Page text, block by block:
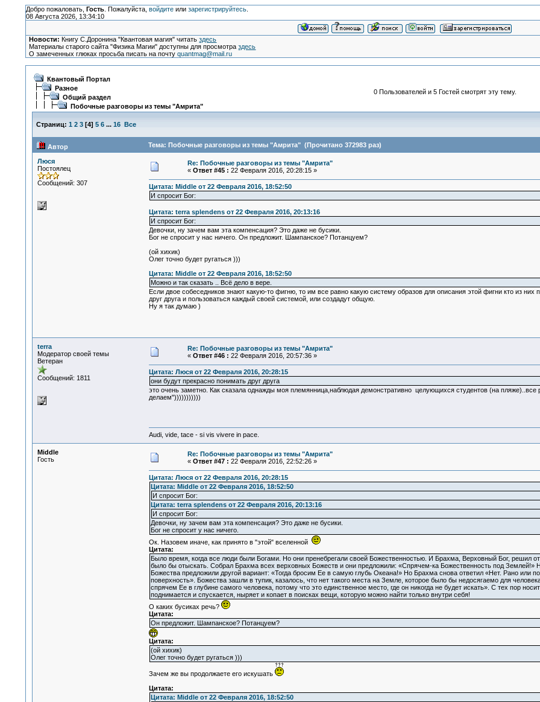
Добро пожаловать, Гость. Пожалуйста, войдитеили зарегистрируйтесь.
08 Августа 2026, 13:34:10
Новости: Книгу С.Доронина "Квантовая магия" читатьздесь
Материалы старого сайта "Физика Магии" доступны для просмотраздесь
О замеченных глюках просьба писать на почтуquantmag@mail.ru
Квантовый Портал
Разное
Общий раздел
Побочные разговоры из темы "Амрита"
0 Пользователей и 5 Гостей смотрят эту тему.
Страниц: 1 2 3[4] 5 6 ... 16 Все
Автор Тема: Побочные разговоры из темы "Амрита" (Прочитано 372983 раз)
Люся
Постоялец
Сообщений: 307
Re: Побочные разговоры из темы "Амрита"
« Ответ #45 : 22 Февраля 2016, 20:28:15 »
Цитата: Middle от 22 Февраля 2016, 18:52:50
И спросит Бог:
Цитата: terra splendens от 22 Февраля 2016, 20:13:16
И спросит Бог:
Девочки, ну зачем вам эта компенсация? Это даже не бусики.
Бог не спросит у нас ничего. Он предложит. Шампанское? Потанцуем?
(ой хихик)
Олег точно будет ругаться )))
Цитата: Middle от 22 Февраля 2016, 18:52:50
Можно и так сказать .. Всё дело в вере.
Если двое собеседников знают какую-то фигню, то им все равно какую систему образов для описания этой фигни кто из них
друг друга и пользоваться каждый своей системой, или создадут общую.
Ну я так думаю )
terra
Модератор своей темы
Ветеран
Сообщений: 1811
Re: Побочные разговоры из темы "Амрита"
« Ответ #46 : 22 Февраля 2016, 20:57:36 »
Цитата: Люся от 22 Февраля 2016, 20:28:15
они будут прекрасно понимать друг друга
это очень заметно. Как сказала однажды моя племянница,наблюдая демонстративно целующихся студентов (на
делаем")))))))))))
Audi, vide, tace - si vis vivere in pace.
Middle
Гость
Re: Побочные разговоры из темы "Амрита"
« Ответ #47 : 22 Февраля 2016, 22:52:26 »
Цитата: Люся от 22 Февраля 2016, 20:28:15
Цитата: Middle от 22 Февраля 2016, 18:52:50
И спросит Бог:
Цитата: terra splendens от 22 Февраля 2016, 20:13:16
И спросит Бог:
Девочки, ну зачем вам эта компенсация? Это даже не бусики.
Бог не спросит у нас ничего.
Ок. Назовем иначе, как принято в "этой" вселенной
Цитата:
Было время, когда все люди были Богами. Но они пренебрегали своей Божественностью. И Брахма, Верховный Бог, решил
было бы отыскать. Собрал Брахма всех верховных Божеств и они предложили: «Спрячем-ка Божественность под Землей!»
Божества предложили другой вариант: «Тогда бросим Ее в самую глубь Океана!» Но Брахма снова ответил «Нет. Рано или
поверхность». Божества зашли в тупик, казалось, что нет такого места на Земле, которое было бы недосягаемо для
спрячем Ее в глубине самого человека, потому что это единственное место, где он никогда не будет искать». С тех пор
поднимается и спускается, ныряет и копает в поисках вещи, которую можно найти только внутри себя!
О каких бусиках речь?
Цитата:
Он предложит. Шампанское? Потанцуем?
Цитата:
(ой хихик)
Олег точно будет ругаться )))
Зачем же вы продолжаете его искушать
Цитата:
Цитата: Middle от 22 Февраля 2016, 18:52:50